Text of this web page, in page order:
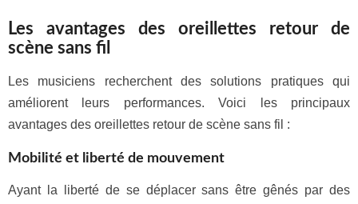
Les avantages des oreillettes retour de
scène sans fil
Les musiciens recherchent des solutions pratiques qui
améliorent leurs performances. Voici les principaux
avantages des oreillettes retour de scène sans fil :
Mobilité et liberté de mouvement
Ayant la liberté de se déplacer sans être gênés par des